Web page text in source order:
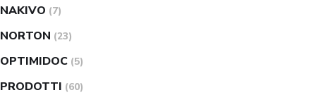
NAKIVO (7)
NORTON (23)
OPTIMIDOC (5)
PRODOTTI (60)